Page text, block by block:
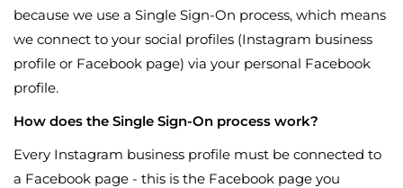
because we use a Single Sign-On process, which means
we connect to your social profiles (Instagram business
profile or Facebook page) via your personal Facebook
profile.
How does the Single Sign-On process work?
Every Instagram business profile must be connected to
a Facebook page - this is the Facebook page you